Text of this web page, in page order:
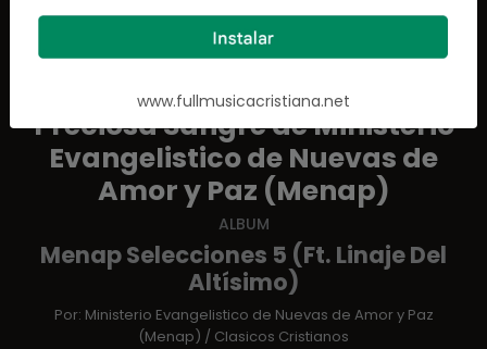
Preciosa Sangre de Ministerio
Evangelistico de Nuevas de
Amor y Paz (Menap)
ALBUM
Menap Selecciones 5 (Ft. Linaje Del
Altísimo)
Por: Ministerio Evangelistico de Nuevas de Amor y Paz
(Menap) / Clasicos Cristianos
www.fullmusicacristiana.net